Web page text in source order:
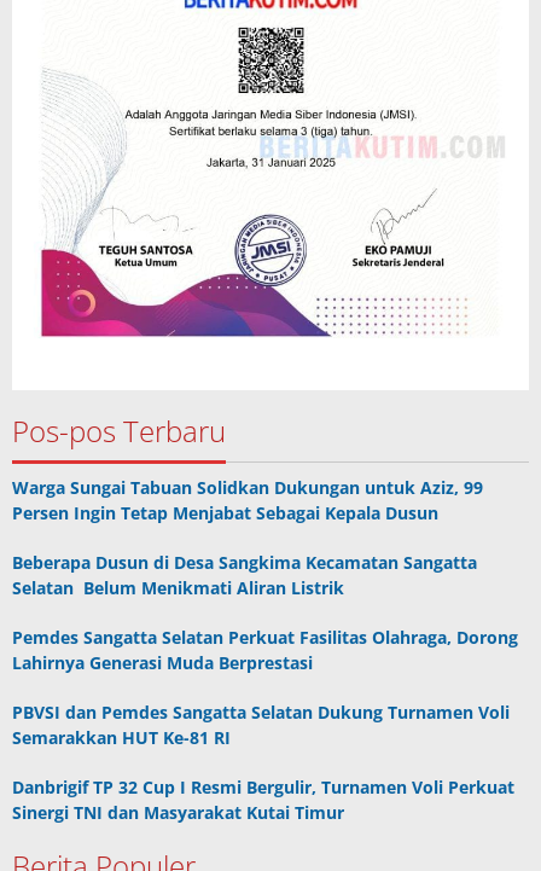
Pos-pos Terbaru
Warga Sungai Tabuan Solidkan Dukungan untuk Aziz, 99
Persen Ingin Tetap Menjabat Sebagai Kepala Dusun
Beberapa Dusun di Desa Sangkima Kecamatan Sangatta
Selatan Belum Menikmati Aliran Listrik
Pemdes Sangatta Selatan Perkuat Fasilitas Olahraga, Dorong
Lahirnya Generasi Muda Berprestasi
PBVSI dan Pemdes Sangatta Selatan Dukung Turnamen Voli
Semarakkan HUT Ke-81 RI
Danbrigif TP 32 Cup I Resmi Bergulir, Turnamen Voli Perkuat
Sinergi TNI dan Masyarakat Kutai Timur